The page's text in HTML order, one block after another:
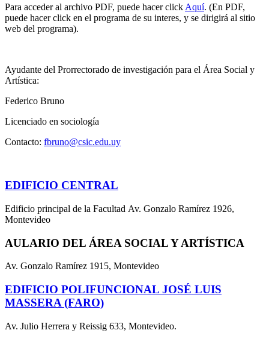
Para acceder al archivo PDF, puede hacer click Aquí. (En PDF,
puede hacer click en el programa de su interes, y se dirigirá al sitio
web del programa).
Ayudante del Prorrectorado de investigación para el Área Social y
Artística:
Federico Bruno
Licenciado en sociología
Contacto: fbruno@csic.edu.uy
EDIFICIO CENTRAL
Edificio principal de la Facultad Av. Gonzalo Ramírez 1926,
Montevideo
AULARIO DEL ÁREA SOCIAL Y ARTÍSTICA
Av. Gonzalo Ramírez 1915, Montevideo
EDIFICIO POLIFUNCIONAL JOSÉ LUIS
MASSERA (FARO)
Av. Julio Herrera y Reissig 633, Montevideo.